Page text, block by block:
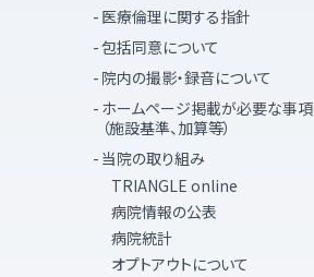
医療倫理に関する指針
包括同意について
院内の撮影・録音について
ホームページ掲載が必要な事項
（施設基準、加算等）
当院の取り組み
TRIANGLE online
病院情報の公表
病院統計
オプトアウトについて